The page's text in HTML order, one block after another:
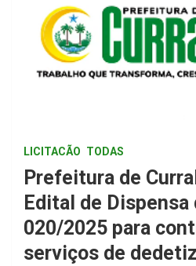
LICITACÃO TODAS
Prefeitura de
Edital de
020/2025 para
serviços de